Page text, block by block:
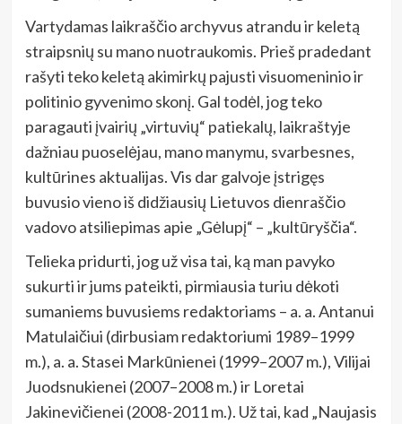
Vartydamas laikraščio archyvus atrandu ir keletą
straipsnių su mano nuotraukomis. Prieš pradedant
rašyti teko keletą akimirkų pajusti visuomeninio ir
politinio gyvenimo skonį. Gal todėl, jog teko
paragauti įvairių „virtuvių“ patiekalų, laikraštyje
dažniau puoselėjau, mano manymu, svarbesnes,
kultūrines aktualijas. Vis dar galvoje įstrigęs
buvusio vieno iš didžiausių Lietuvos dienraščio
vadovo atsiliepimas apie „Gėlupį“ – „kultūryščia“.
Telieka pridurti, jog už visa tai, ką man pavyko
sukurti ir jums pateikti, pirmiausia turiu dėkoti
sumaniems buvusiems redaktoriams – a. a. Antanui
Matulaičiui (dirbusiam redaktoriumi 1989–1999
m.), a. a. Stasei Markūnienei (1999–2007 m.), Vilijai
Juodsnukienei (2007–2008 m.) ir Loretai
Jakinevičienei (2008-2011 m.). Už tai, kad „Naujasis